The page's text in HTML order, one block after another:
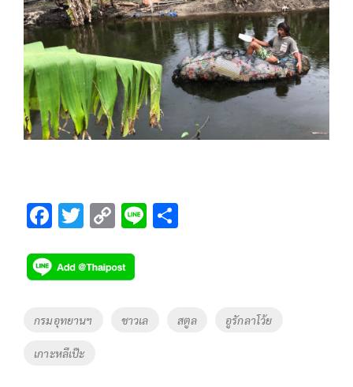
F
e
b
o
o
k
T
tt
er
C
p
y
Li
Li
Tags
กรมอุทยานฯ ชาวเล สตูล อูรักลาโว้ย
เกาะหลีเป๊ะ